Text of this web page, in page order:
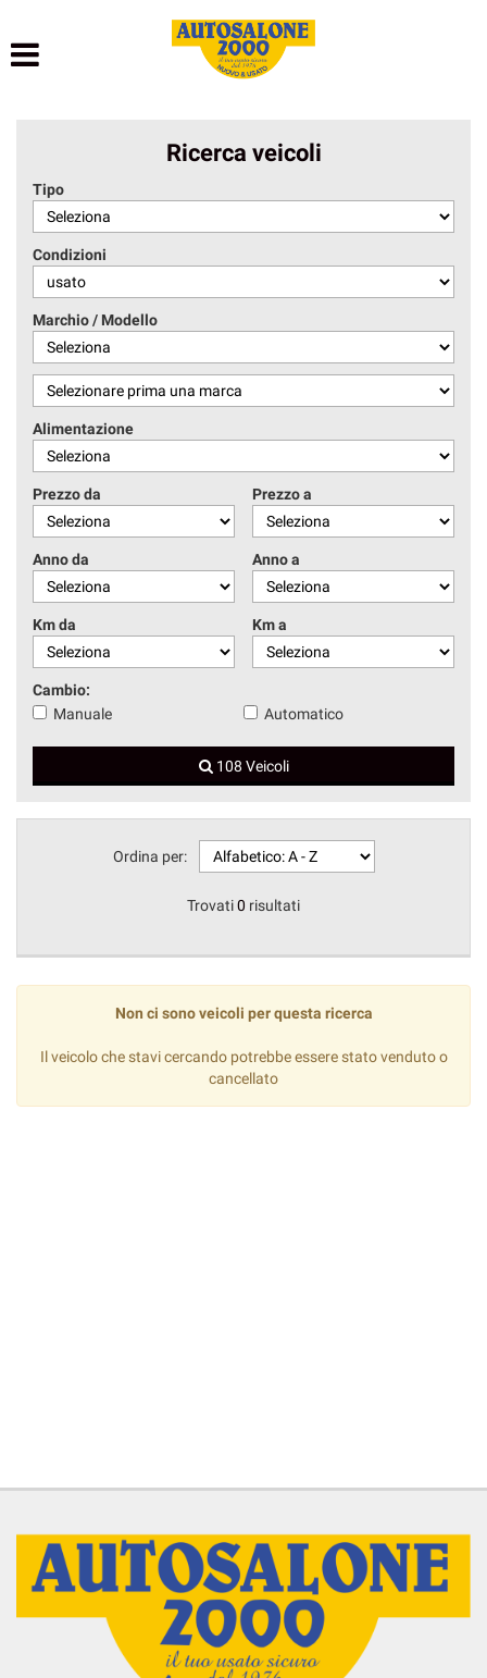
NOLEGGIO BREVE TERMINE
NOLEGGIO LUNGO TERMINE
ACQUISTIAMO USATO
ASSISTENZA
CONTATTI
Ricerca veicoli
Tipo
Condizioni
Marchio / Modello
Alimentazione
Prezzo da Prezzo a
Anno da Anno a
Km da Km a
Cambio:
Manuale
Automatico
108 Veicoli
Ordina per:
Trovati0 risultati
Non ci sono veicoli per questa ricerca
Il veicolo che stavi cercando potrebbe essere stato venduto o
cancellato